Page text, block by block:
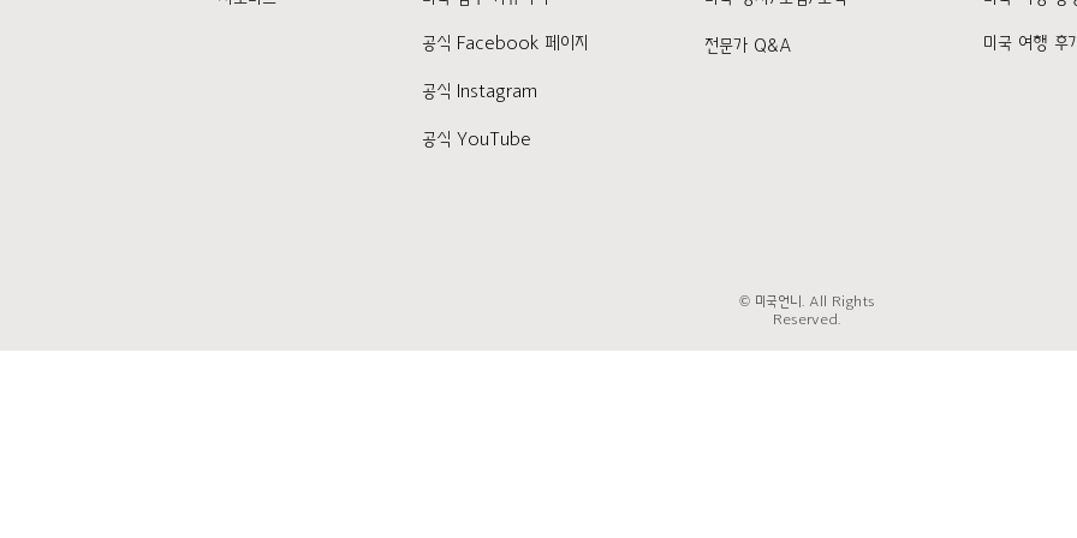
공식 Facebook 페이지
공식 Instagram
공식 YouTube
전문가 Q&A 미국 여행 후
© 미국언니. All Rights
Reserved.